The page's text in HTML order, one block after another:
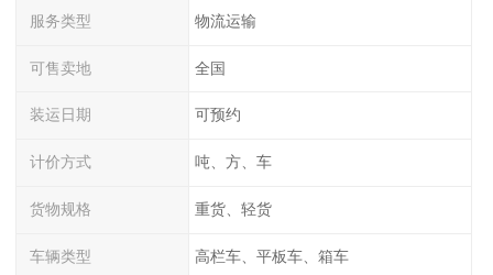
服务类型 物流运输
可售卖地 全国
装运日期 可预约
计价方式 吨、方、车
货物规格 重货、轻货
车辆类型 高栏车、平板车、箱车